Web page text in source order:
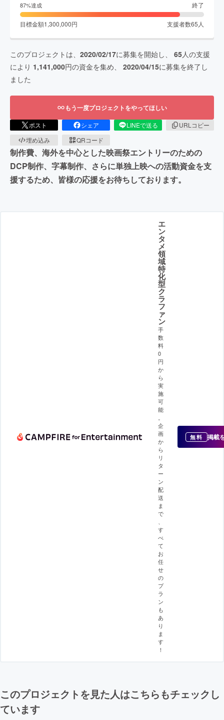
87%達成 終了
目標金額1,300,000円 支援者数65 人
このプロジェクトは、 2020/02/17に募集を開始し、 65人の支援
により 1,141,000円の資金を集め、 2020/04/15に募集を終了し
ました
もう一度プロジェクトをやってほしい
ポスト シェア LINEで送る
URLコピー
埋め込み
QRコード
制作費、海外を中心とした映画祭エントリーのための
DCP制作、字幕制作、さらに単独上映への活動資金を支
援するため、皆様の応援をお待ちしております。
エ
ン
タ
メ
領
域
特
化
型
ク
ラ
フ
ァ
ン
手
数
料
0
円
か
ら
実
施
可
能
企
画
か
ら
リ
タ
ー
ン
配
送
ま
で
す
べ
て
お
任
せ
の
プ
ラ
ン
も
あ
り
ま
す
！
無料 掲載
このプロジェクトを見た人はこちらもチェックし
ています